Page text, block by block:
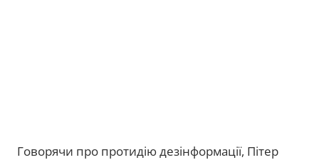
Говорячи про протидію дезінформації, Пітер